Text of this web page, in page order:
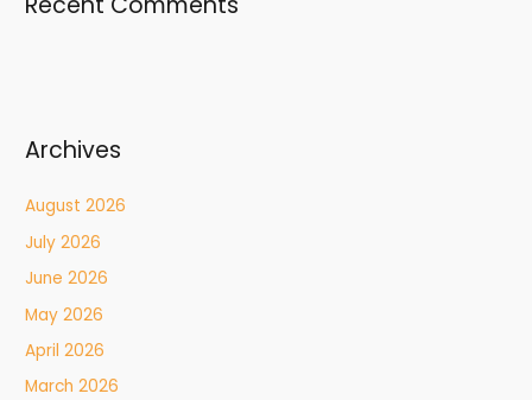
Archives
August 2026
July 2026
June 2026
May 2026
April 2026
March 2026